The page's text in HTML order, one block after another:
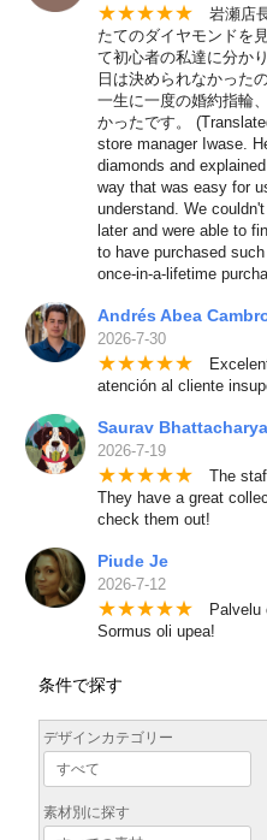
★★★★★ 岩瀬店
たてのダイヤモンドを
て初心者の私達に分か
日は決められなかった
一生に一度の婚約指輪
かったです。
store manager Iwase.
diamonds and
way that was easy for
understand. We
later and were able to
to have purchased
once-in-a-lifetime
Andrés Abea
2026-7-30
★★★★★
atención al cliente
Saurav Bhattacharya
2026-7-19
★★★★★ The
They have a great
check them out!
Piude Je
2026-7-12
★★★★★ Palvelu
Sormus oli upea!
条件で探す
デザインカテゴリー
素材別に探す